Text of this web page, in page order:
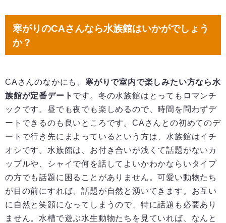
寒がりのCAさんなら水族館はいかがでしょう
か？
CAさんのなかにも、 寒がりで室内で楽しみたい方なら水
族館が定番デート です。冬の水族館はとってもロマンチ
ックです。昼でも夜でも楽しめるので、時間を問わずデ
ートできるのも良いところです。CAさんとの初めてのデ
ートで行き先にまよっているという方は、水族館はイチ
オシです。水族館は、お付き合いが浅くて話題がないカ
ップルや、シャイで何を話してよいかわかならいタイプ
の方でも話題に困ることがありません。可愛い動物たち
が目の前にすれば、話題が自然と湧いてきます。お互い
に自然と笑顔になってしまうので、特に話題も必要あり
ません。水槽で遊ぶ水生動物たちを見ていれば、なんと